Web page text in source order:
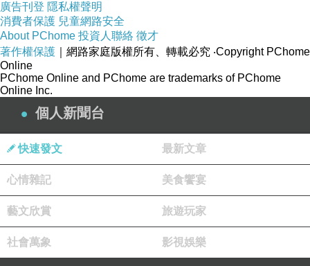
堅果富含不飽和脂肪酸與微量元素，
包裝上印有營養標示與熱量對照表，
能清楚掌握自己卡路里的攝取量。
廣告刊登 隱私權聲明
消費者保護 兒童網路安全
About PChome 投資人聯絡 徵才
著作權保護 ｜網路家庭版權所有、轉載必究 ‧Copyright PChome
Online
PChome Online and PChome are trademarks of PChome
Online Inc.
個人新聞台
快速發文 最新文章
心情雜記 美食饗宴
藝文欣賞 旅遊玩家
社會萬象 影視娛樂